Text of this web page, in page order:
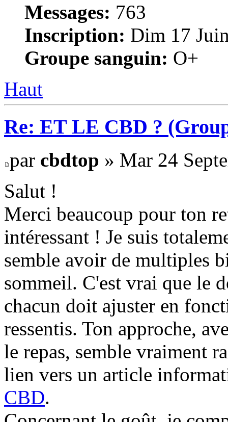
Messages: 763
Inscription: Dim 17
Groupe sanguin: O+
Haut
Re: ET LE CBD ?
par cbdtop » Mar 24
Salut !
Merci beaucoup pour ton
intéressant ! Je suis
semble avoir de multiples
sommeil. C'est vrai que le
chacun doit ajuster en
ressentis. Ton approche,
le repas, semble vraiment
lien vers un article
CBD.